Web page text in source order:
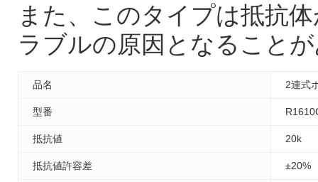
また、このタイプは抵抗
ラブルの原因となること
品名 2連式
型番
抵抗値 20k
抵抗値許容差 ±20%